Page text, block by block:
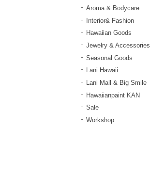
Aroma & Bodycare
Interior& Fashion
Hawaiian Goods
Jewelry & Accessories
Seasonal Goods
Lani Hawaii
Lani Mall & Big Smile
Hawaiianpaint KAN
Sale
Workshop